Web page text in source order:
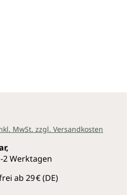
MwSt. zzgl. Versandkosten
Werktagen
ab 29 € (DE)